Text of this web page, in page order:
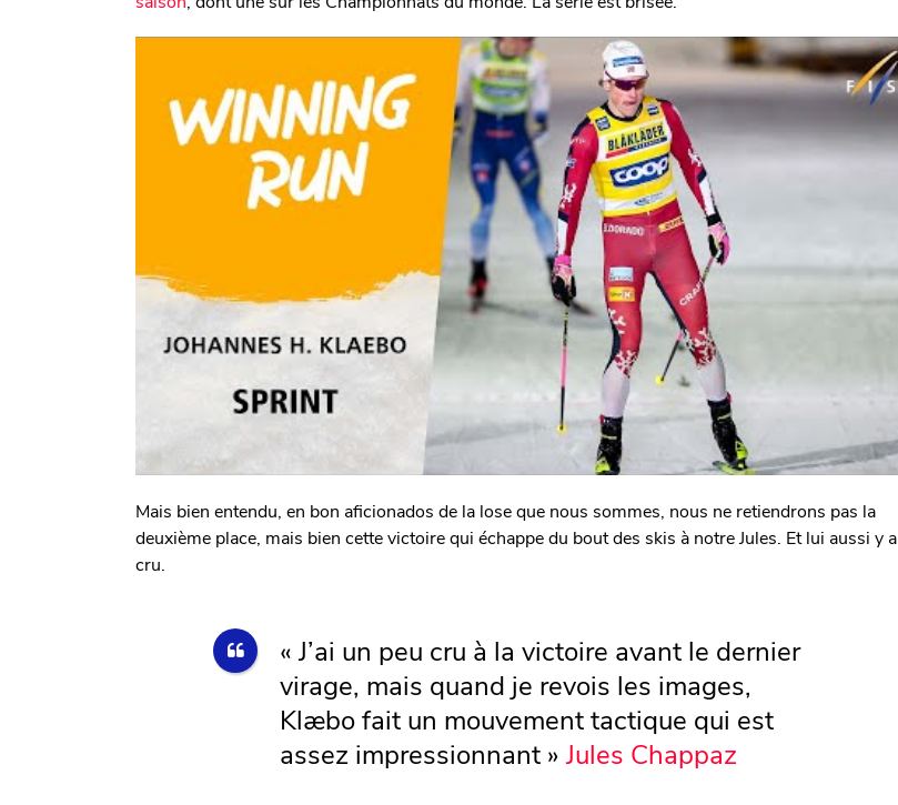
Mais bien entendu, en bon aficionados de la lose que nous sommes, nous ne retiendrons pas la
deuxième place, mais bien cette victoire qui échappe du bout des skis à notre Jules. Et lui aussi y a
cru.
« J’ai un peu cru à la victoire avant le dernier
virage, mais quand je revois les images,
Klæbo fait un mouvement tactique qui est
assez impressionnant »Jules Chappaz